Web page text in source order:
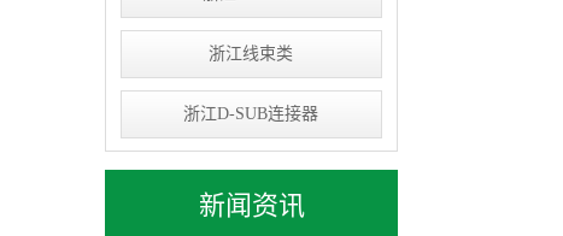
浙江线束类
浙江D-SUB连接器
新闻资讯